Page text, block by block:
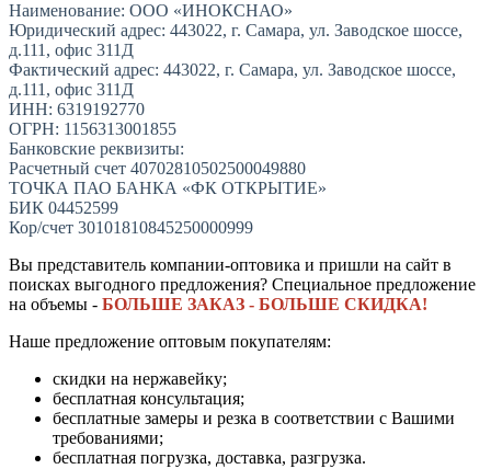
Наименование: ООО «ИНОКСНАО»
Юридический адрес: 443022, г. Самара, ул. Заводское шоссе,
д.111, офис 311Д
Фактический адрес: 443022, г. Самара, ул. Заводское шоссе,
д.111, офис 311Д
ИНН: 6319192770
ОГРН: 1156313001855
Банковские реквизиты:
Расчетный счет 40702810502500049880
ТОЧКА ПАО БАНКА «ФК ОТКРЫТИЕ»
БИК 04452599
Кор/счет 30101810845250000999
Вы представитель компании-оптовика и пришли на сайт в
поисках выгодного предложения? Специальное предложение
на объемы - БОЛЬШЕ ЗАКАЗ - БОЛЬШЕ СКИДКА!
Наше предложение оптовым покупателям:
скидки на нержавейку;
бесплатная консультация;
бесплатные замеры и резка в соответствии с Вашими
требованиями;
бесплатная погрузка, доставка, разгрузка.